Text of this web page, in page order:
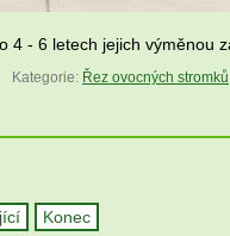
4 - 6 letech jejich výměnou
Kategorie: Řez ovocných stromků
Konec